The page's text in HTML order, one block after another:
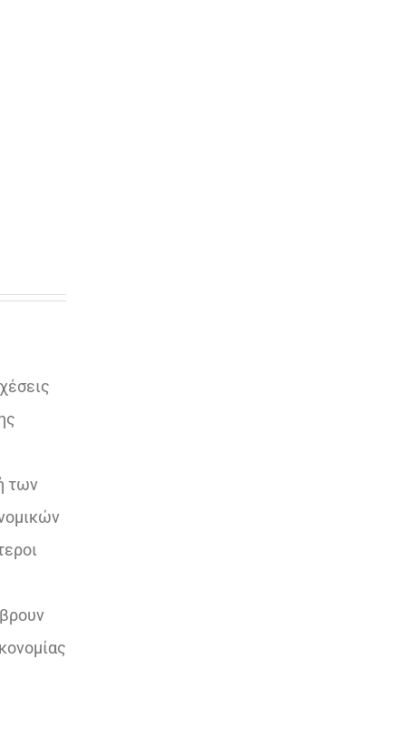
των